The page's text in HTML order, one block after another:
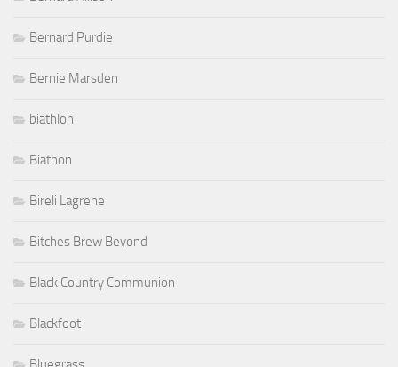
Bernard Purdie
Bernie Marsden
biathlon
Biathon
Bireli Lagrene
Bitches Brew Beyond
Black Country Communion
Blackfoot